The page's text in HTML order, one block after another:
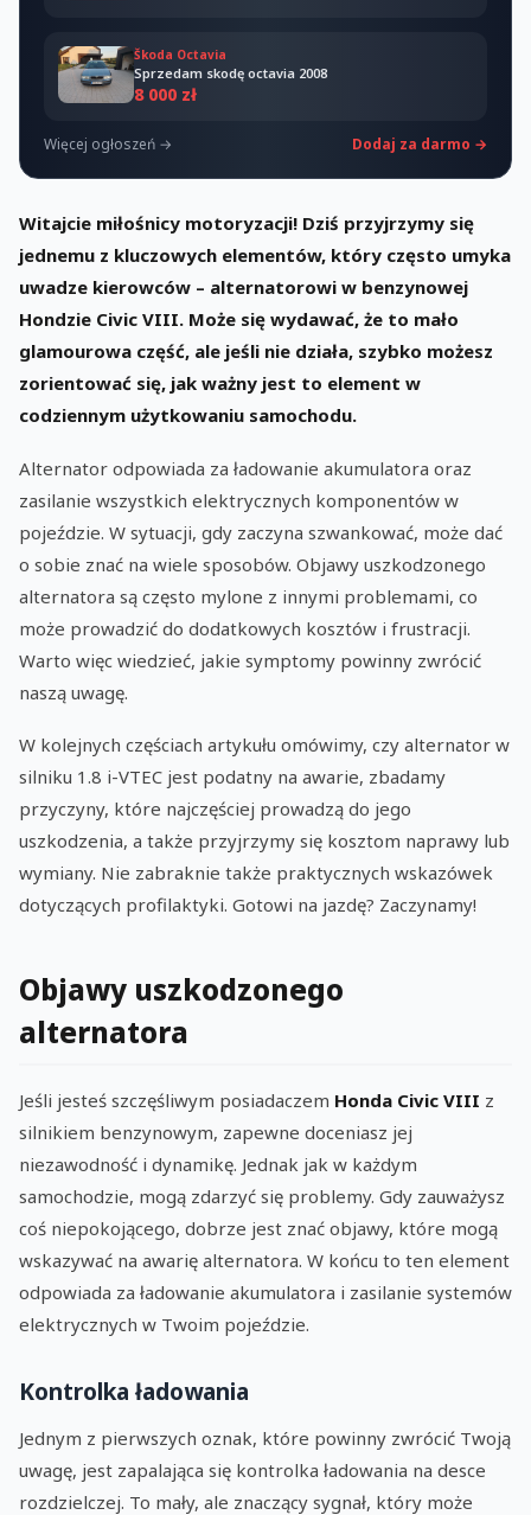
Škoda Octavia
Sprzedam skodę octavia 2008
8 000 zł
Więcej ogłoszeń → Dodaj za darmo →
Witajcie miłośnicy motoryzacji! Dziś przyjrzymy się
jednemu z kluczowych elementów, który często umyka
uwadze kierowców – alternatorowi w benzynowej
Hondzie Civic VIII. Może się wydawać, że to mało
glamourowa część, ale jeśli nie działa, szybko możesz
zorientować się, jak ważny jest to element w
codziennym użytkowaniu samochodu.
Alternator odpowiada za ładowanie akumulatora oraz
zasilanie wszystkich elektrycznych komponentów w
pojeździe. W sytuacji, gdy zaczyna szwankować, może dać
o sobie znać na wiele sposobów. Objawy uszkodzonego
alternatora są często mylone z innymi problemami, co
może prowadzić do dodatkowych kosztów i frustracji.
Warto więc wiedzieć, jakie symptomy powinny zwrócić
naszą uwagę.
W kolejnych częściach artykułu omówimy, czy alternator w
silniku 1.8 i-VTEC jest podatny na awarie, zbadamy
przyczyny, które najczęściej prowadzą do jego
uszkodzenia, a także przyjrzymy się kosztom naprawy lub
wymiany. Nie zabraknie także praktycznych wskazówek
dotyczących profilaktyki. Gotowi na jazdę? Zaczynamy!
Objawy uszkodzonego
alternatora
Jeśli jesteś szczęśliwym posiadaczem Honda Civic VIII z
silnikiem benzynowym, zapewne doceniasz jej
niezawodność i dynamikę. Jednak jak w każdym
samochodzie, mogą zdarzyć się problemy. Gdy zauważysz
coś niepokojącego, dobrze jest znać objawy, które mogą
wskazywać na awarię alternatora. W końcu to ten element
odpowiada za ładowanie akumulatora i zasilanie systemów
elektrycznych w Twoim pojeździe.
Kontrolka ładowania
Jednym z pierwszych oznak, które powinny zwrócić Twoją
uwagę, jest zapalająca się kontrolka ładowania na desce
rozdzielczej. To mały, ale znaczący sygnał, który może